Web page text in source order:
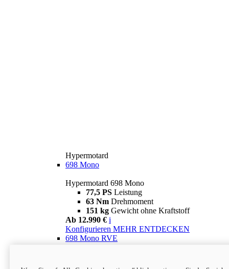
Hypermotard
698 Mono
Hypermotard 698 Mono
77,5 PS Leistung
63 Nm Drehmoment
151 kg Gewicht ohne Kraftstoff
Ab 12.990 € i
Konfigurieren MEHR ENTDECKEN
698 Mono RVE
77,5 PS
Leistung